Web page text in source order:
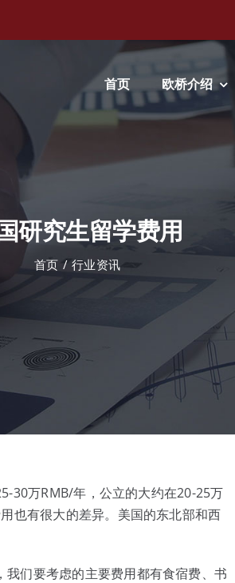
首页 欧桥介绍
研究生留学费用
首页 行业资讯
30万RMB/年，公立的大约在20-25万
也有很大的差异。美国的东北部和西
们要考虑的主要费用都有食宿费、书